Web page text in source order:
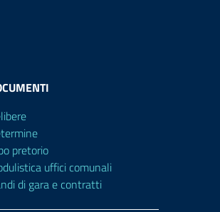
pretorio
uffici comunali
di gara e contratti